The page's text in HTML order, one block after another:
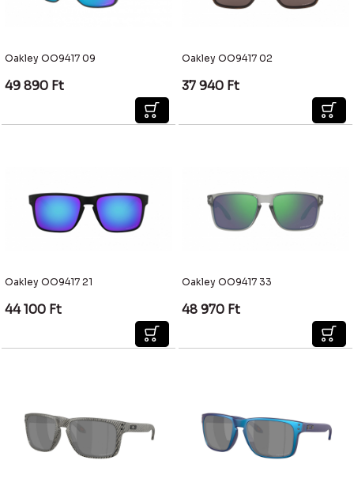
Oakley OO9417 09
49 890 Ft
Oakley OO9417 02
37 940 Ft
Oakley OO9417 21
44 100 Ft
Oakley OO9417 33
48 970 Ft